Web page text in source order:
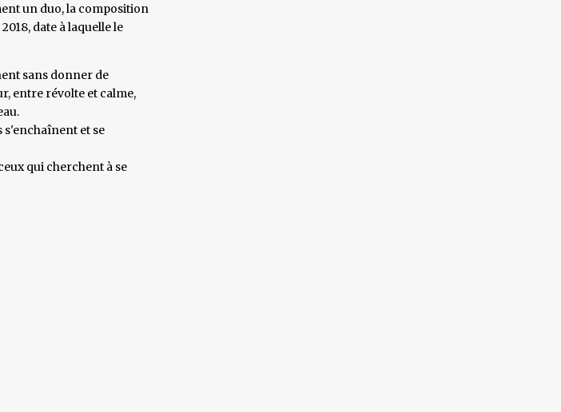
un duo, la composition
date à laquelle le
sans donner de
entre révolte et calme,
s'enchaînent et se
qui cherchent à se